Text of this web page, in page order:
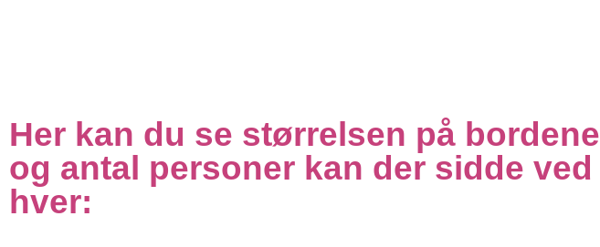
Her kan du se størrelsen på bordene
og antal personer kan der sidde ved
hver: